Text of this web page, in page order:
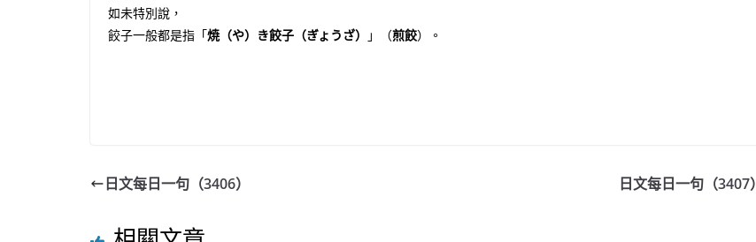
如未特別說，
餃子一般都是指「焼（や）き餃子（ぎょうざ） 」（煎餃）。
日文每日一句（3406） 日文每日一句（3407）